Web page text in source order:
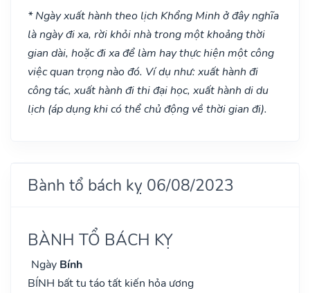
* Ngày xuất hành theo lịch Khổng Minh ở đây nghĩa
là ngày đi xa, rời khỏi nhà trong một khoảng thời
gian dài, hoặc đi xa để làm hay thực hiện một công
việc quan trọng nào đó. Ví dụ như: xuất hành đi
công tác, xuất hành đi thi đại học, xuất hành di du
lịch (áp dụng khi có thể chủ động về thời gian đi).
Bành tổ bách kỵ 06/08/2023
BÀNH TỔ BÁCH KỴ
Ngày Bính
BÍNH bất tu táo tất kiến hỏa ương